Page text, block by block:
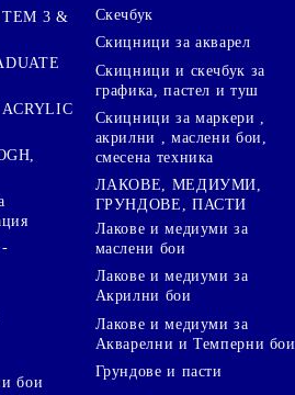
3 &
-
бои
Скечбук
Скицници за акварел
Скицници и скечбук за
графика, пастел и туш
Скицници за маркери ,
акрилни , маслени бои,
смесена техника
ЛАКОВЕ, МЕДИУМИ,
ГРУНДОВЕ, ПАСТИ
Лакове и медиуми за
маслени бои
Лакове и медиуми за
Акрилни бои
Лакове и медиуми за
Акварелни и Темперни бои
Грундове и пасти